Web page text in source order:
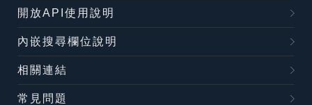
開放API使用說明
內嵌搜尋欄位說明
相關連結
常見問題